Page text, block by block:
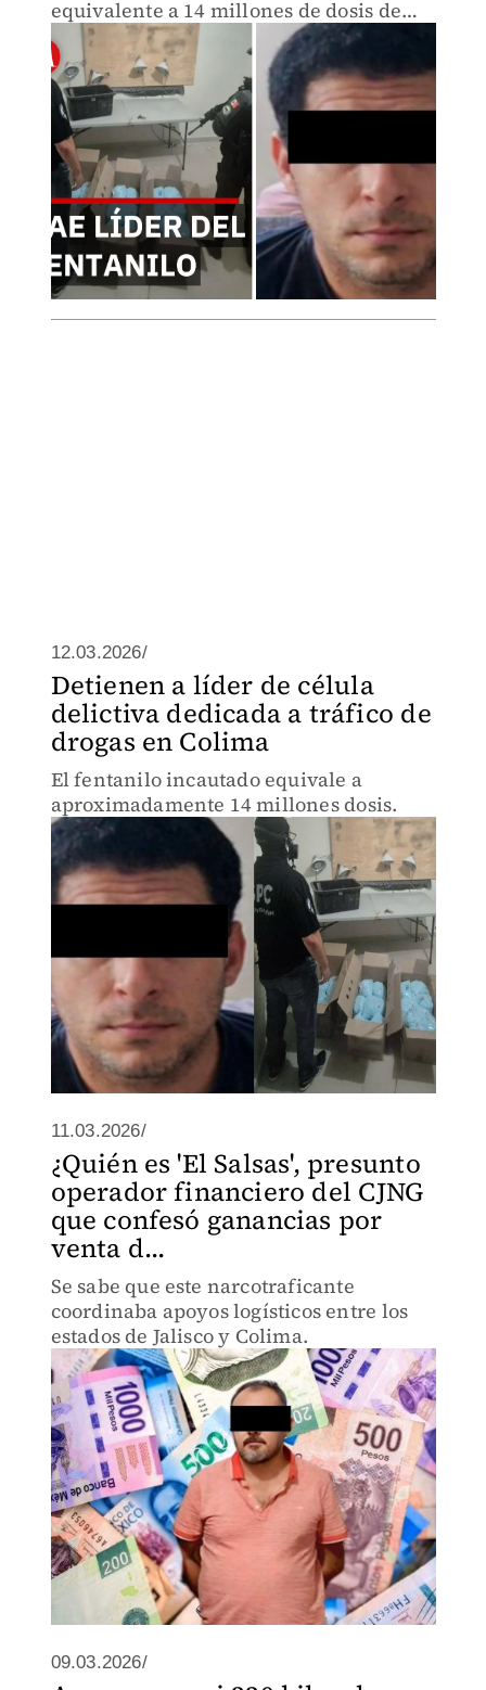
equivalente a 14 millones de dosis de
fentanilo. García Harfuch revela los
detalles.
12.03.2026/
Detienen a líder de célula
delictiva dedicada a tráfico de
drogas en Colima
El fentanilo incautado equivale a
aproximadamente 14 millones dosis.
11.03.2026/
¿Quién es 'El Salsas', presunto
operador financiero del CJNG
que confesó ganancias por
venta d...
Se sabe que este narcotraficante
coordinaba apoyos logísticos entre los
estados de Jalisco y Colima.
09.03.2026/